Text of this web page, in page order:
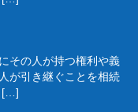
その人が持つ権利や義
が引き継ぐことを相続
[…]